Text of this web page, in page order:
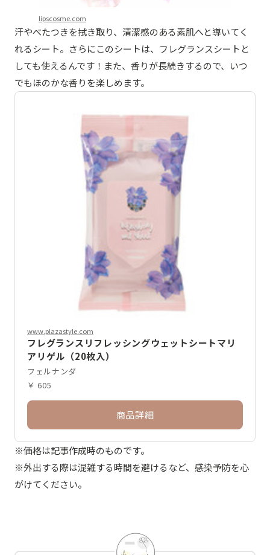
lipscosme.com
汗やべたつきを拭き取り、清潔感のある素肌へと導いてく
れるシート。さらにこのシートは、フレグランスシートと
しても使えるんです！また、香りが長続きするので、いつ
でもほのかな香りを楽しめます。
www.plazastyle.com
フレグランスリフレッシングウェットシートマリ
アリゲル（20枚入）
フェルナンダ
￥ 605
商品詳細
※価格は記事作成時のものです。
※外出する際は混雑する時間を避けるなど、感染予防を心
がけてください。